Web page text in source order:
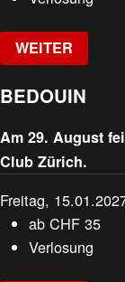
WEITER
BEDOUIN
Am 29. August
Club Zürich.
Freitag,
abCHF 35
Verlosung